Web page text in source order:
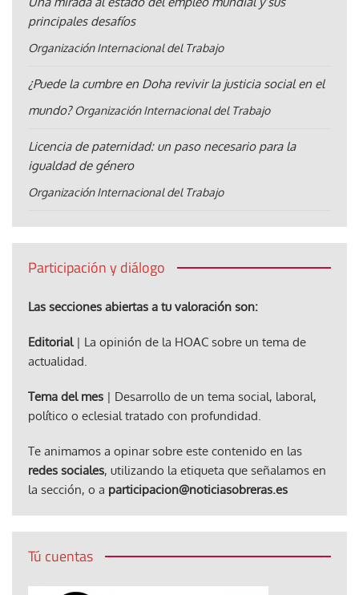
principales desafíos
Organización Internacional del Trabajo
¿Puede la cumbre en Doha revivir la justicia social en el
mundo? Organización Internacional del Trabajo
Licencia de paternidad: un paso necesario para la
igualdad de género
Organización Internacional del Trabajo
Participación y diálogo
Las secciones abiertas a tu valoración son:
Editorial| La opinión de la HOAC sobre un tema de
actualidad.
Tema del mes | Desarrollo de un tema social, laboral,
político o eclesial tratado con profundidad.
Te animamos a opinar sobre este contenido en las
redes sociales, utilizando la etiqueta que señalamos en
la sección, o a participacion@noticiasobreras.es
Tú cuentas